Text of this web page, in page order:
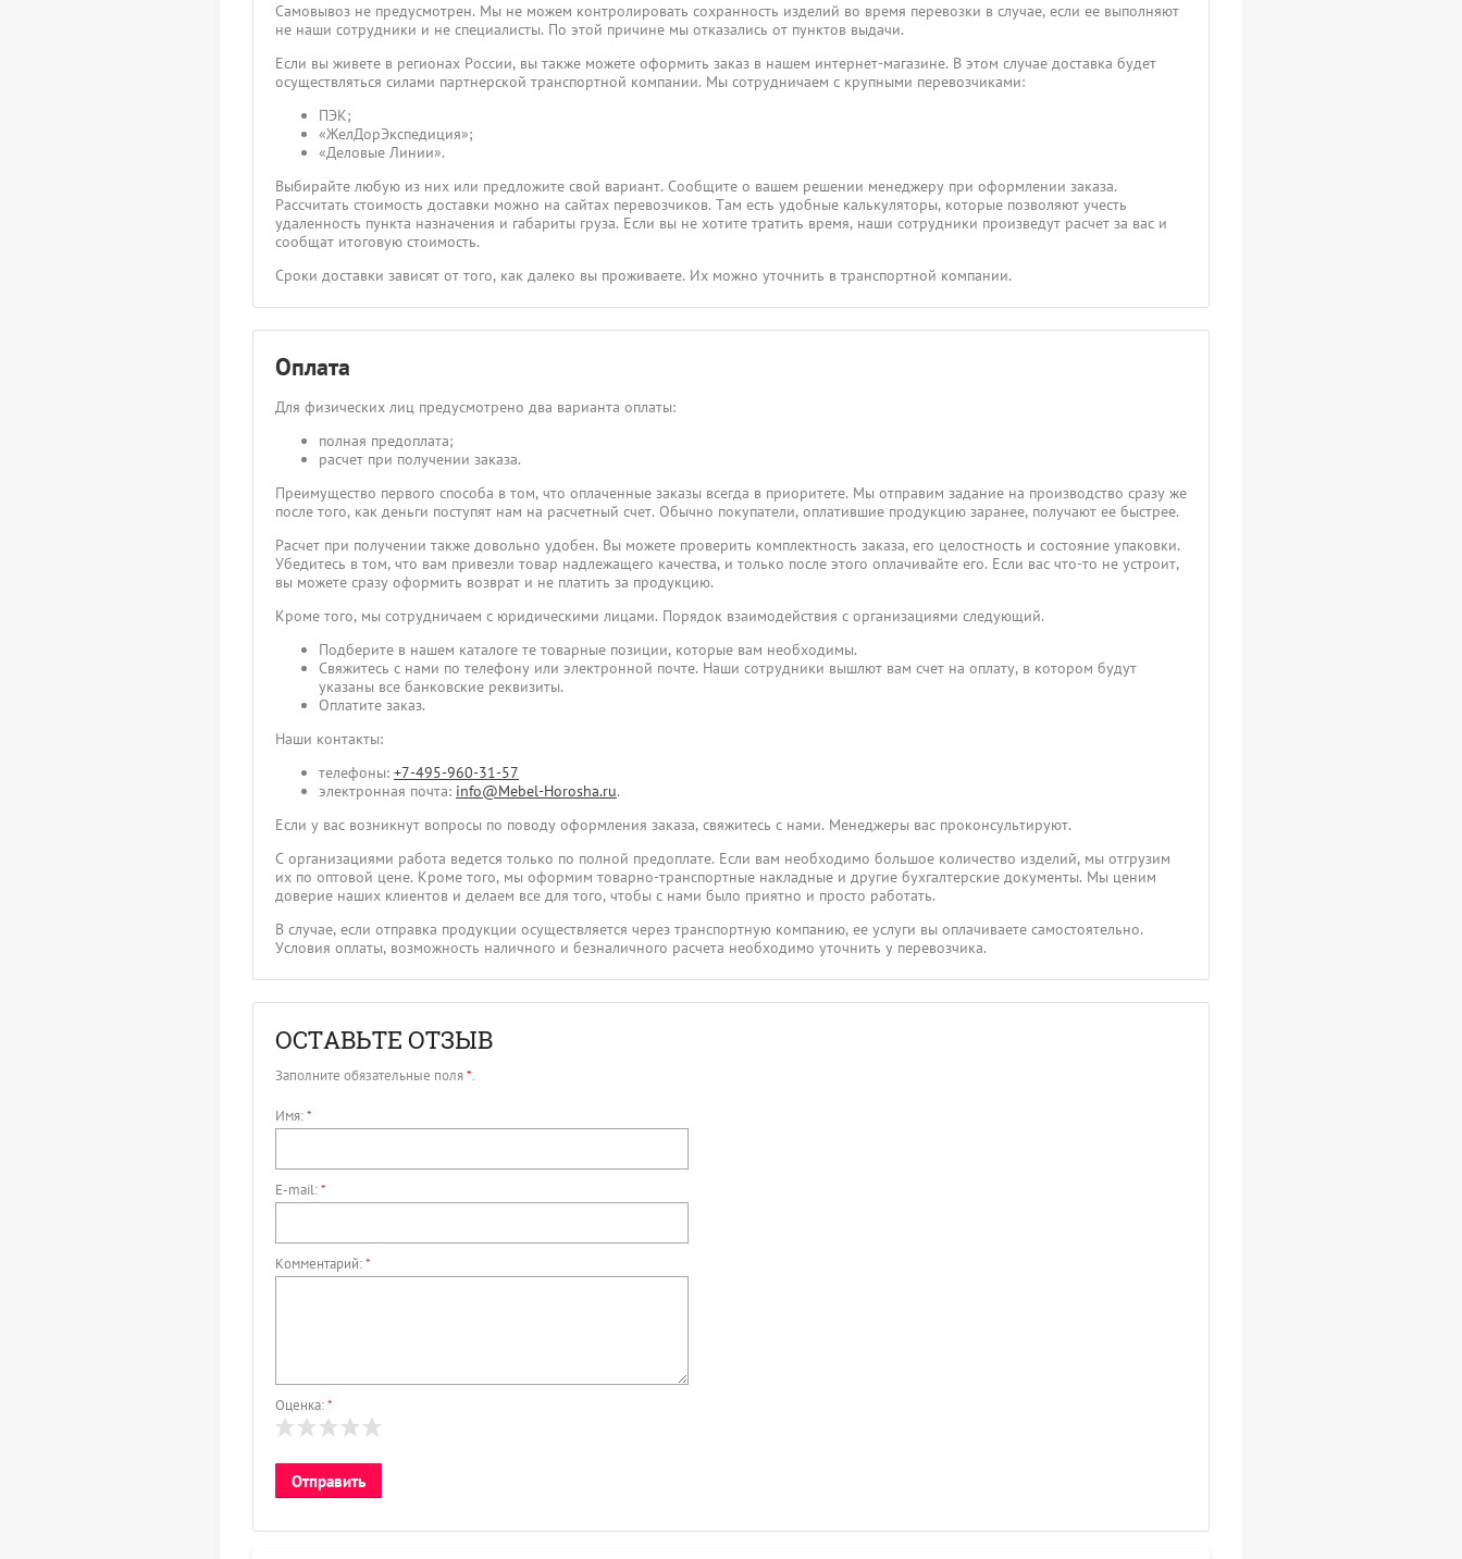
Самовывоз не предусмотрен. Мы не можем контролировать сохранность изделий во время перевозки в случае, если ее выполняют
не наши сотрудники и не специалисты. По этой причине мы отказались от пунктов выдачи.
Если вы живете в регионах России, вы также можете оформить заказ в нашем интернет-магазине. В этом случае доставка будет
осуществляться силами партнерской транспортной компании. Мы сотрудничаем с крупными перевозчиками:
ПЭК;
«ЖелДорЭкспедиция»;
«Деловые Линии».
Выбирайте любую из них или предложите свой вариант. Сообщите о вашем решении менеджеру при оформлении заказа.
Рассчитать стоимость доставки можно на сайтах перевозчиков. Там есть удобные калькуляторы, которые позволяют учесть
удаленность пункта назначения и габариты груза. Если вы не хотите тратить время, наши сотрудники произведут расчет за вас и
сообщат итоговую стоимость.
Сроки доставки зависят от того, как далеко вы проживаете. Их можно уточнить в транспортной компании.
Оплата
Для физических лиц предусмотрено два варианта оплаты:
полная предоплата;
расчет при получении заказа.
Преимущество первого способа в том, что оплаченные заказы всегда в приоритете. Мы отправим задание на производство сразу же
после того, как деньги поступят нам на расчетный счет. Обычно покупатели, оплатившие продукцию заранее, получают ее быстрее.
Расчет при получении также довольно удобен. Вы можете проверить комплектность заказа, его целостность и состояние упаковки.
Убедитесь в том, что вам привезли товар надлежащего качества, и только после этого оплачивайте его. Если вас что-то не устроит,
вы можете сразу оформить возврат и не платить за продукцию.
Кроме того, мы сотрудничаем с юридическими лицами. Порядок взаимодействия с организациями следующий.
Подберите в нашем каталоге те товарные позиции, которые вам необходимы.
Свяжитесь с нами по телефону или электронной почте. Наши сотрудники вышлют вам счет на оплату, в котором будут
указаны все банковские реквизиты.
Оплатите заказ.
Наши контакты:
телефоны: +7-495-960-31-57
электронная почта: info@Mebel-Horosha.ru.
Если у вас возникнут вопросы по поводу оформления заказа, свяжитесь с нами. Менеджеры вас проконсультируют.
С организациями работа ведется только по полной предоплате. Если вам необходимо большое количество изделий, мы отгрузим
их по оптовой цене. Кроме того, мы оформим товарно-транспортные накладные и другие бухгалтерские документы. Мы ценим
доверие наших клиентов и делаем все для того, чтобы с нами было приятно и просто работать.
В случае, если отправка продукции осуществляется через транспортную компанию, ее услуги вы оплачиваете самостоятельно.
Условия оплаты, возможность наличного и безналичного расчета необходимо уточнить у перевозчика.
ОСТАВЬТЕ ОТЗЫВ
Заполните обязательные поля*.
Имя:*
E-mail:*
Комментарий:*
Оценка:*